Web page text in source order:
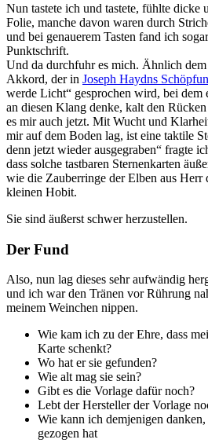
Nun tastete ich und tastete, fühlte dicke
Folie, manche davon waren durch
und bei genauerem Tasten fand ich
Punktschrift.
Und da durchfuhr es mich. Ähnlich
Akkord, der in Joseph Haydns
werde Licht“ gesprochen wird, bei dem
an diesen Klang denke, kalt den
es mir auch jetzt. Mit Wucht und
mir auf dem Boden lag, ist eine taktile
denn jetzt wieder ausgegraben“ fragte
dass solche tastbaren Sternenkarten
wie die Zauberringe der Elben aus Herr
kleinen Hobit.
Sie sind äußerst schwer herzustellen.
Der Fund
Also, nun lag dieses sehr aufwändig
und ich war den Tränen vor Rührung
meinem Weinchen nippen.
Wie kam ich zu der Ehre, dass
Karte schenkt?
Wo hat er sie gefunden?
Wie alt mag sie sein?
Gibt es die Vorlage dafür noch?
Lebt der Hersteller der Vorlage
Wie kann ich demjenigen
gezogen hat